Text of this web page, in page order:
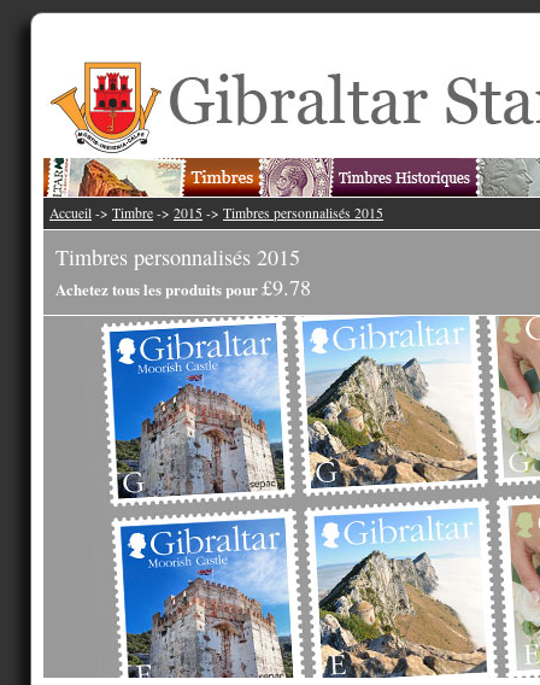
Accueil -> Timbre -> 2015 -> Timbres personnalisés 2015
Timbres personnalisés 2015
Achetez tous les produits pour£9.78